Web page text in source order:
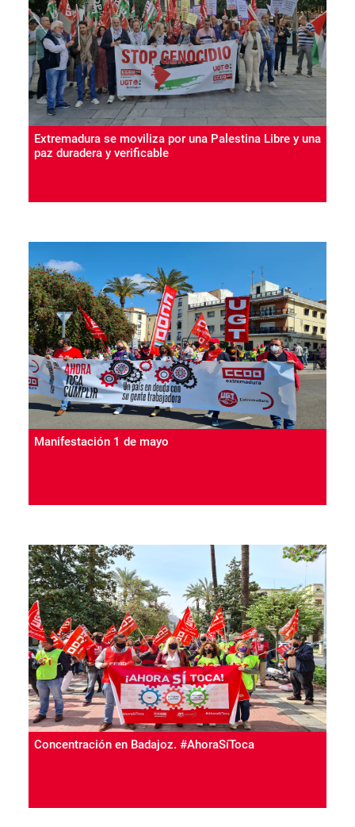
Extremadura se moviliza por una Palestina Libre y una
paz duradera y verificable
Manifestación 1 de mayo
Concentración en Badajoz. #AhoraSíToca